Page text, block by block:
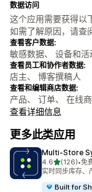
数据访问
这个应用需要获得以
如需了解原因，请查
查看客户数据:
敏感数据、 设备和活
查看员工和协作者数据:
店主、 博客撰稿人
查看和编辑商店数据:
产品、 订单、 在线
查看详细信息
更多此类应用
Multi‑Store
4.6星（满分 5
(126)
总共 126 条评论
•免
实时同步库存、
Built for